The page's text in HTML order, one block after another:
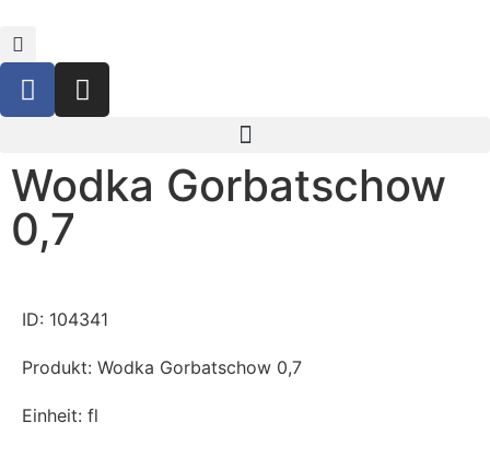
Wodka Gorbatschow
0,7
ID: 104341
Produkt: Wodka Gorbatschow 0,7
Einheit: fl